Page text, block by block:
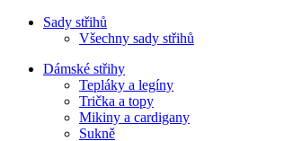
Sady střihů
Všechny sady střihů
Dámské střihy
Tepláky a legíny
Trička a topy
Mikiny a cardigany
Sukně